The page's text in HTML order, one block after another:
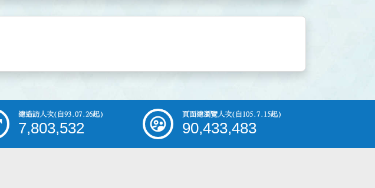
總造訪人次(自93.07.26起)
7,803,532
頁面總瀏覽人次(自105.7.15起)
90,433,483